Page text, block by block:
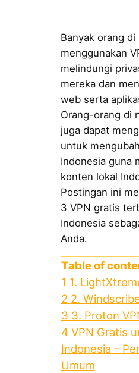
Banyak orang di
menggunakan
melindungi
mereka dan
web serta
Orang-orang di
juga dapat
untuk
Indonesia guna
konten lokal
Postingan ini
3 VPN gratis
Indonesia
Anda.
Table of
1 1.
2 2.
3 3. Proton
4 VPN Gratis
Indonesia –
Umum